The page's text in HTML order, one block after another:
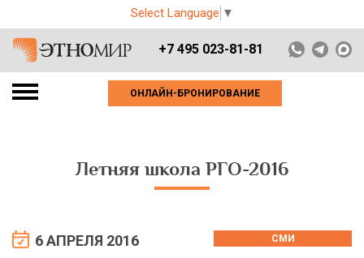
Select Language ▼
+7 495 023-81-81
ОНЛАЙН-БРОНИРОВАНИЕ
Летняя школа РГО-2016
6 АПРЕЛЯ 2016 СМИ